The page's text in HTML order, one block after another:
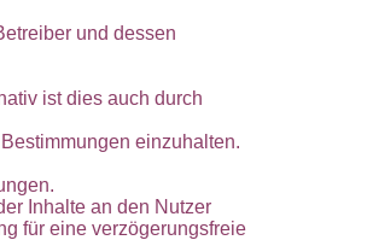
und dessen
ist dies auch durch
einzuhalten.
Inhalte an den Nutzer
für eine verzögerungsfreie